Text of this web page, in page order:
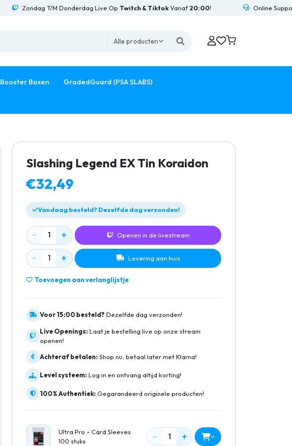
Zondag T/M Donderdag Live OpTwitch & TiktokVanaf20:00! Online Support24/7
Alle producten
Booster Boxen GradedGuard (PSA SLABS)
Slashing Legend EX Tin Koraidon
€32,49
Vandaag besteld? Dezelfde dag verzonden!
− 1 + Openen in de livestream
− 1 + Levering aan huis
Toevoegen aan verlanglijstje
Voor 15:00 besteld? Dezelfde dag verzonden!
Live Openings: Laat je bestelling live op onze stream
openen!
Achteraf betalen: Shop nu, betaal later met Klarna!
Level systeem: Log in en ontvang altijd korting!
100% Authentiek: Gegarandeerd originele producten!
Ultra Pro – Card Sleeves
100 stuks
− 1 +